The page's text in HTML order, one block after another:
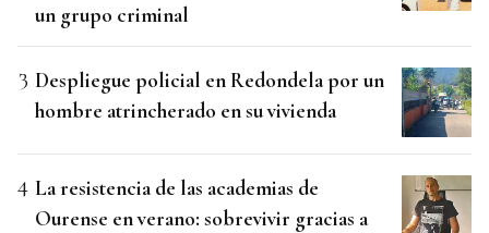
un grupo criminal
Despliegue policial en Redondela por un
hombre atrincherado en su vivienda
La resistencia de las academias de
Ourense en verano: sobrevivir gracias a